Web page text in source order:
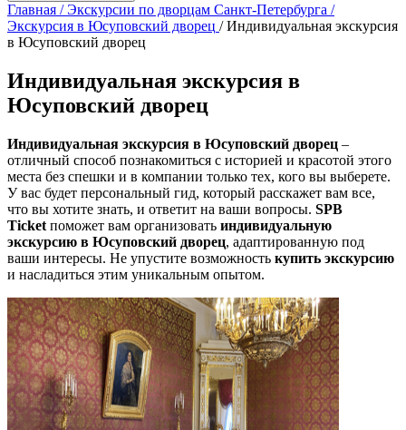
Главная /Экскурсии по дворцам Санкт-Петербурга /
Экскурсия в Юсуповский дворец /Индивидуальная экскурсия
в Юсуповский дворец
Индивидуальная экскурсия в
Юсуповский дворец
Индивидуальная экскурсия в Юсуповский дворец –
отличный способ познакомиться с историей и красотой этого
места без спешки и в компании только тех, кого вы выберете.
У вас будет персональный гид, который расскажет вам все,
что вы хотите знать, и ответит на ваши вопросы. SPB
Ticket поможет вам организовать индивидуальную
экскурсию в Юсуповский дворец, адаптированную под
ваши интересы. Не упустите возможность купить экскурсию
и насладиться этим уникальным опытом.